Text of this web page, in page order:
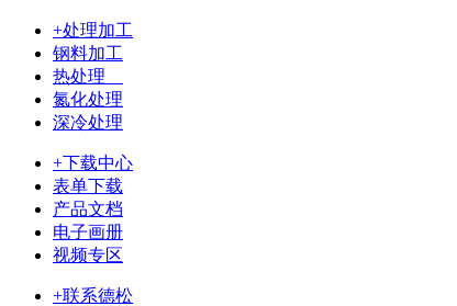
+处理加工
钢料加工
热处理
氮化处理
深冷处理
+下载中心
表单下载
产品文档
电子画册
视频专区
+联系德松